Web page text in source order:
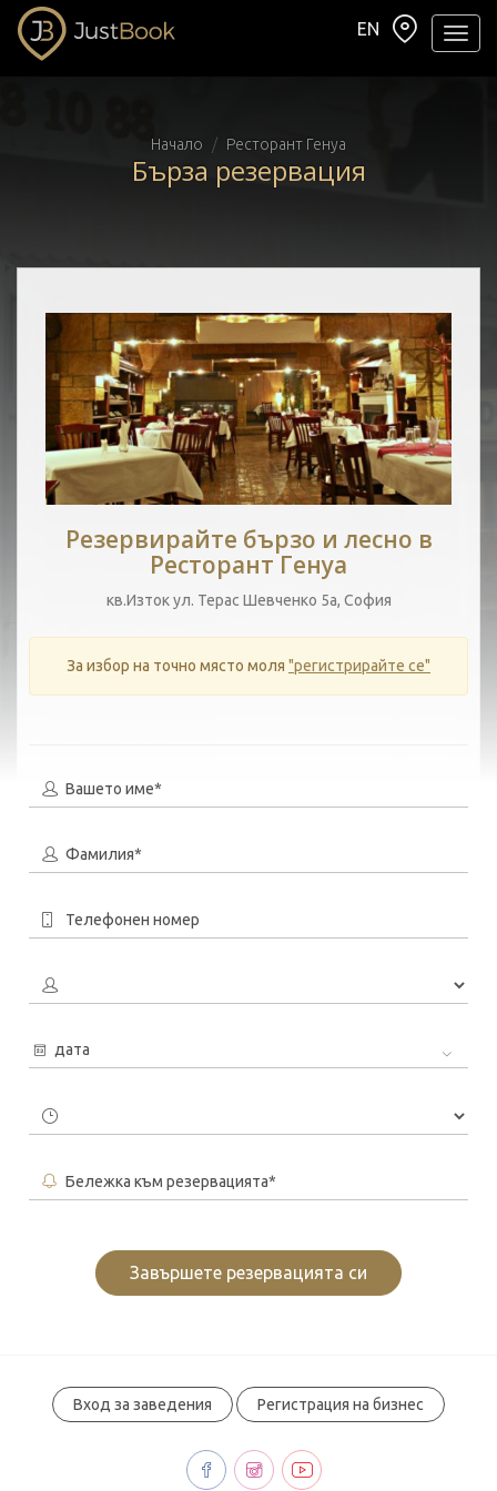
EN
Начало Ресторант Генуа
Бърза резервация
Резервирайте бързо и лесно в
Ресторант Генуа
кв.Изток ул. Терас Шевченко 5а, София
За избор на точно място моля "регистрирайте се"
Вашето име*
Фамилия*
Телефонен номер
дата
Бележка към резервацията*
Завършете резервацията си
Вход за заведения Регистрация на бизнес